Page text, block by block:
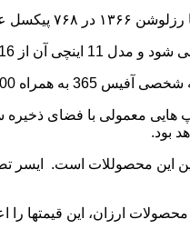
به همراه ویندوز 10 ارائه می
بود.
این محصوللات است. ایسر
ارزان، این قیمتها را